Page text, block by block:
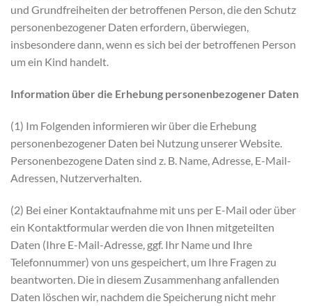
und Grundfreiheiten der betroffenen Person, die den Schutz
personenbezogener Daten erfordern, überwiegen,
insbesondere dann, wenn es sich bei der betroffenen Person
um ein Kind handelt.
Information über die Erhebung personenbezogener Daten
(1) Im Folgenden informieren wir über die Erhebung
personenbezogener Daten bei Nutzung unserer Website.
Personenbezogene Daten sind z. B. Name, Adresse, E-Mail-
Adressen, Nutzerverhalten.
(2) Bei einer Kontaktaufnahme mit uns per E-Mail oder über
ein Kontaktformular werden die von Ihnen mitgeteilten
Daten (Ihre E-Mail-Adresse, ggf. Ihr Name und Ihre
Telefonnummer) von uns gespeichert, um Ihre Fragen zu
beantworten. Die in diesem Zusammenhang anfallenden
Daten löschen wir, nachdem die Speicherung nicht mehr